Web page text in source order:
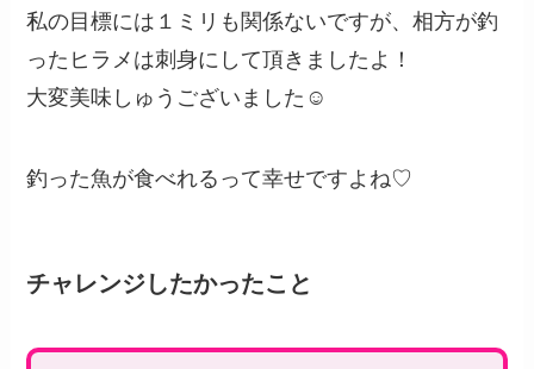
私の目標には１ミリも関係ないですが、相方が釣
ったヒラメは刺身にして頂きましたよ！
大変美味しゅうございました☺️
釣った魚が食べれるって幸せですよね♡
チャレンジしたかったこと